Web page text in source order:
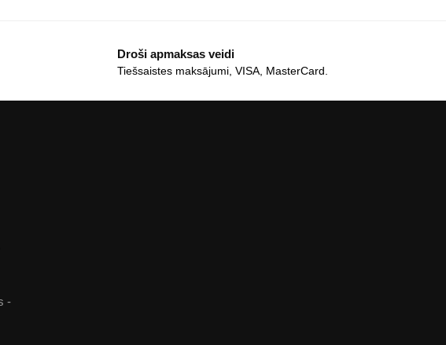
Droši apmaksas veidi
Tiešsaistes maksājumi, VISA, MasterCard.